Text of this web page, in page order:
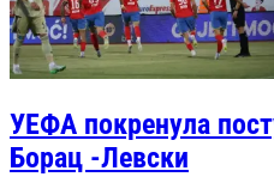
УЕФА покренула
Борац -Левски